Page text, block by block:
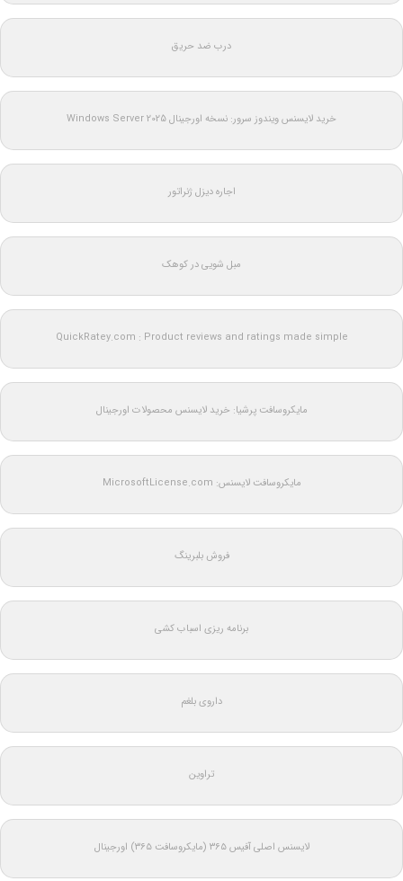
درب ضد حریق
خرید لایسنس ویندوز سرور: نسخه اورجینال Windows Server 2025
اجاره دیزل ژنراتور
مبل شویی در کوهک
QuickRatey.com : Product reviews and ratings made simple
مایکروسافت پرشیا: خرید لایسنس محصولات اورجینال
مایکروسافت لایسنس: MicrosoftLicense.com
فروش بلبرینگ
برنامه ریزی اسباب کشی
داروی بلغم
تراوین
لایسنس اصلی آفیس ۳۶۵ (مایکروسافت ۳۶۵) اورجینال